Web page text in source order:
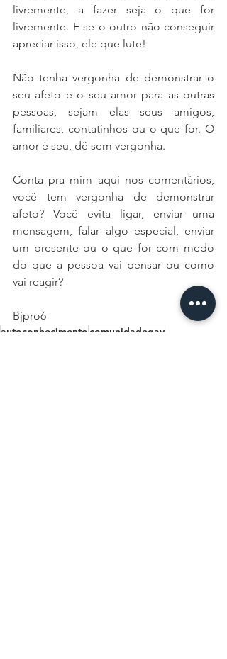
livremente, a fazer seja o que for
livremente. E se o outro não conseguir
apreciar isso, ele que lute!
Não tenha vergonha de demonstrar o
seu afeto e o seu amor para as outras
pessoas, sejam elas seus amigos,
familiares, contatinhos ou o que for. O
amor é seu, dê sem vergonha.
Conta pra mim aqui nos comentários,
você tem vergonha de demonstrar
afeto? Você evita ligar, enviar uma
mensagem, falar algo especial, enviar
um presente ou o que for com medo
do que a pessoa vai pensar ou como
vai reagir?
Bjpro6
autoconhecimentocomunidadegay